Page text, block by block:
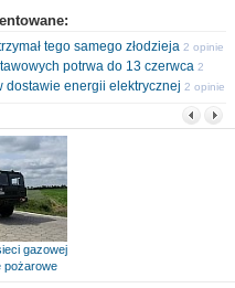
tego samego złodzieja 2 opinie
potrwa do 13 czerwca 2
dostawie energii elektrycznej 2 opinie
gazowej
pożarowe